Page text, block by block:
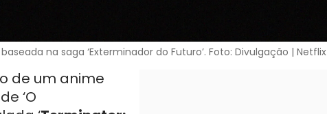
na saga ‘Exterminador do Futuro’. Foto: Divulgação | Netflix
de um anime
‘O